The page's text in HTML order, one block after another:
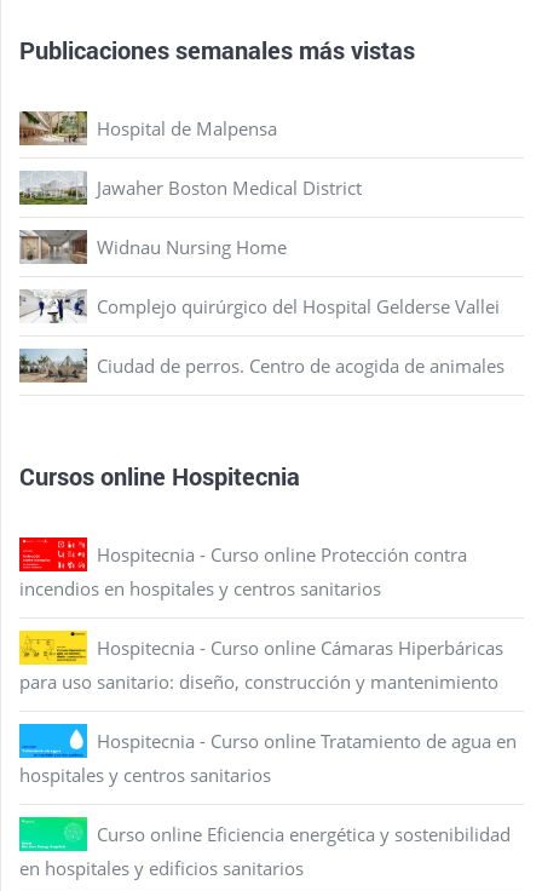
Publicaciones semanales más vistas
Hospital de Malpensa
Jawaher Boston Medical District
Widnau Nursing Home
Complejo quirúrgico del Hospital Gelderse Vallei
Ciudad de perros. Centro de acogida de animales
Cursos online Hospitecnia
Hospitecnia - Curso online Protección contra
incendios en hospitales y centros sanitarios
Hospitecnia - Curso online Cámaras Hiperbáricas
para uso sanitario: diseño, construcción y mantenimiento
Hospitecnia - Curso online Tratamiento de agua en
hospitales y centros sanitarios
Curso online Eficiencia energética y sostenibilidad
en hospitales y edificios sanitarios